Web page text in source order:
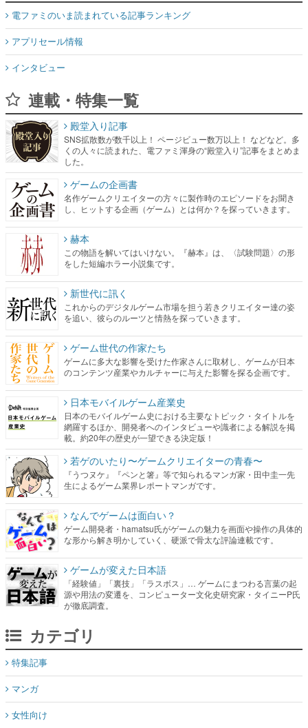
電ファミのいま読まれている記事ランキング
アプリセール情報
インタビュー
連載・特集一覧
殿堂入り記事
SNS拡散数が数千以上！ ページビュー数万以上！ などなど。多
くの人々に読まれた、電ファミ渾身の“殿堂入り”記事をまとめま
した。
ゲームの企画書
名作ゲームクリエイターの方々に製作時のエピソードをお聞き
し、ヒットする企画（ゲーム）とは何か？を探っていきます。
赫本
この物語を解いてはいけない。『赫本』は、〈試験問題〉の形
をした短編ホラー小説集です。
新世代に訊く
これからのデジタルゲーム市場を担う若きクリエイター達の姿
を追い、彼らのルーツと情熱を探っていきます。
ゲーム世代の作家たち
ゲームに多大な影響を受けた作家さんに取材し、ゲームが日本
のコンテンツ産業やカルチャーに与えた影響を探る企画です。
日本モバイルゲーム産業史
日本のモバイルゲーム史における主要なトピック・タイトルを
網羅するほか、開発者へのインタビューや識者による解説を掲
載。約20年の歴史が一望できる決定版！
若ゲのいたり〜ゲームクリエイターの青春〜
『うつヌケ』『ペンと箸』等で知られるマンガ家・田中圭一先
生によるゲーム業界レポートマンガです。
なんでゲームは面白い？
ゲーム開発者・hamatsu氏がゲームの魅力を画面や操作の具体的
な形から解き明かしていく、硬派で骨太な評論連載です。
ゲームが変えた日本語
「経験値」「裏技」「ラスボス」… ゲームにまつわる言葉の起
源や用法の変遷を、コンピューター文化史研究家・タイニーP氏
が徹底調査。
カテゴリ
特集記事
マンガ
女性向け